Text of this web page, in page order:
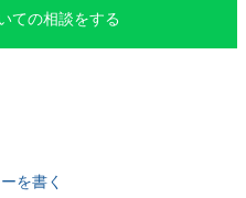
ての相談をする
を書く